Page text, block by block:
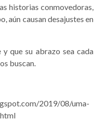
historias conmovedoras,
aún causan desajustes en
que su abrazo sea cada
buscan.
2019/08/uma-